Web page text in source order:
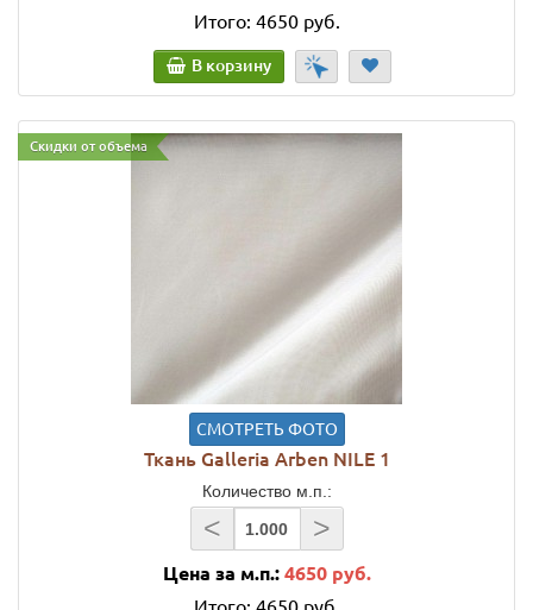
Итого: 4650 руб.
В корзину
Скидки от объема
СМОТРЕТЬ ФОТО
Ткань Galleria Arben NILE 1
Количество м.п.:
< >
Цена за м.п.: 4650 руб.